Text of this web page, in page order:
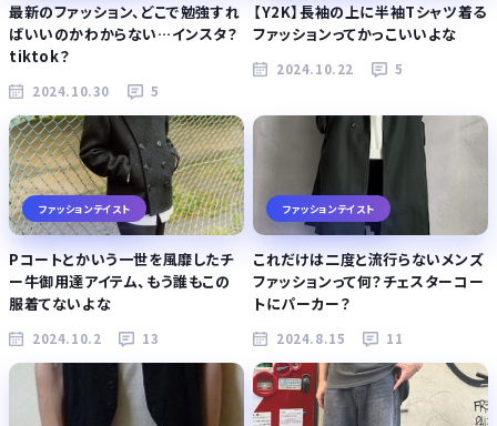
最新のファッション、どこで勉強すれ
ばいいのかわからない…インスタ？
tiktok？
2024.10.30 5
【Y2K】長袖の上に半袖Tシャツ着る
ファッションってかっこいいよな
2024.10.22 5
ファッションテイスト
Pコートとかいう一世を風靡したチ
ー牛御用達アイテム、もう誰もこの
服着てないよな
2024.10.2 13
ファッションテイスト
これだけは二度と流行らないメンズ
ファッションって何？チェスターコー
トにパーカー？
2024.8.15 11